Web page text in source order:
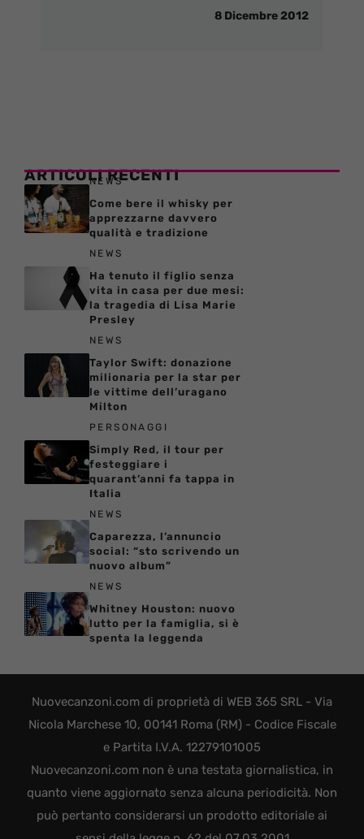
8 Dicembre 2012
ARTICOLI RECENTI
NEWS
Come bere il whisky per
apprezzarne davvero
qualità e tradizione
NEWS
Ha tenuto il figlio senza
vita in casa per due mesi:
la tragedia di Lisa Marie
Presley
NEWS
Taylor Swift: donazione
milionaria per la star per
le vittime dell’uragano
Milton
PERSONAGGI
Simply Red, il tour per
festeggiare i
quarant’anni fa tappa in
Italia
NEWS
Caparezza, l’annuncio
social: “sto scrivendo un
nuovo album”
NEWS
Whitney Houston: nuovo
lutto per la famiglia, si è
spenta la leggenda
Nuovecanzoni.com di proprietà di WEB 365 SRL - Via
Nicola Marchese 10, 00141 Roma (RM) - Codice Fiscale
e Partita I.V.A. 12279101005
Nuovecanzoni.com non è una testata giornalistica, in
quanto viene aggiornato senza alcuna periodicità. Non
può pertanto considerarsi un prodotto editoriale ai